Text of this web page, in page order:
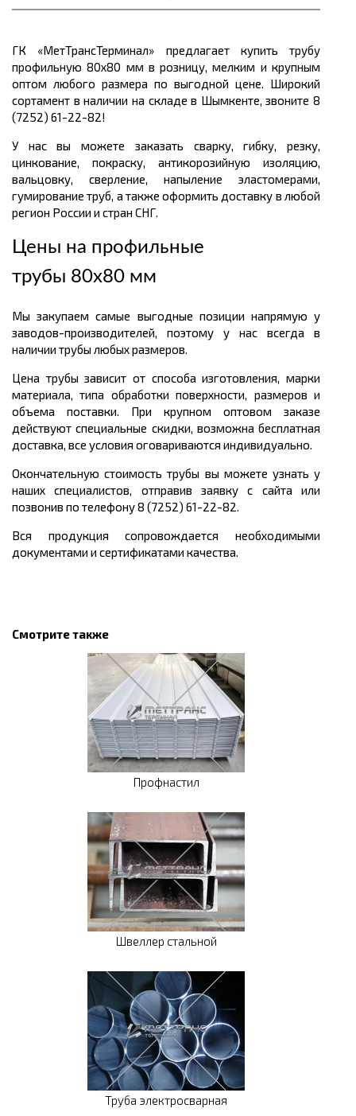
ГК «МетТрансТерминал» предлагает купить трубу
профильную 80х80 мм в розницу, мелким и крупным
оптом любого размера по выгодной цене. Широкий
сортамент в наличии на складе в Шымкенте, звоните 8
(7252) 61-22-82!
У нас вы можете заказать сварку, гибку, резку,
цинкование, покраску, антикорозийную изоляцию,
вальцовку, сверление, напыление эластомерами,
гумирование труб, а также оформить доставку в любой
регион России и стран СНГ.
Цены на профильные
трубы 80х80 мм
Мы закупаем самые выгодные позиции напрямую у
заводов-производителей, поэтому у нас всегда в
наличии трубы любых размеров.
Цена трубы зависит от способа изготовления, марки
материала, типа обработки поверхности, размеров и
объема поставки. При крупном оптовом заказе
действуют специальные скидки, возможна бесплатная
доставка, все условия оговариваются индивидуально.
Окончательную стоимость трубы вы можете узнать у
наших специалистов, отправив заявку с сайта или
позвонив по телефону 8 (7252) 61-22-82.
Вся продукция сопровождается необходимыми
документами и сертификатами качества.
Смотрите также
Профнастил
Швеллер стальной
Труба электросварная